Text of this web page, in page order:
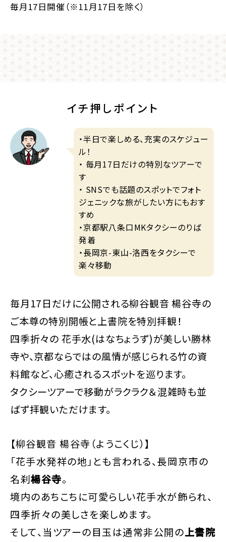
毎月17日開催（※11月17日を除く）
イチ押しポイント
・半日で楽しめる、充実のスケジュー
ル！
・ 毎月17日だけの特別なツアーで
す
・ SNSでも話題のスポットでフォト
ジェニックな旅がしたい方にもおす
すめ
・京都駅八条口MKタクシーのりば
発着
・長岡京-東山-洛西をタクシーで
楽々移動
毎月17日だけに公開される柳谷観音 楊谷寺の
ご本尊の特別開帳と上書院を特別拝観！
四季折々の 花手水(はなちょうず)が美しい勝林
寺や、京都ならではの風情が感じられる竹の資
料館など、心癒されるスポットを巡ります。
タクシーツアーで移動がラクラク＆混雑時も並
ばず拝観いただけます。
【柳谷観音 楊谷寺（ようこくじ）】
「花手水発祥の地」とも言われる、長岡京市の
名刹楊谷寺。
境内のあちこちに可愛らしい花手水が飾られ、
四季折々の美しさを楽しめます。
そして、当ツアーの目玉は通常非公開の上書院